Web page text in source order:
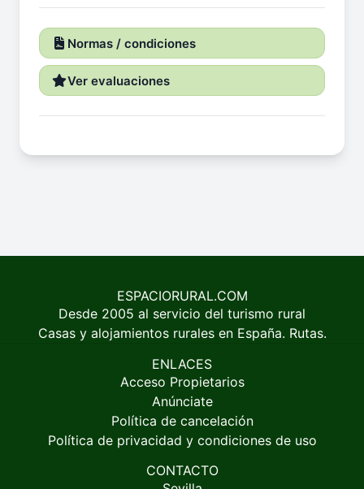
Normas / condiciones
Ver evaluaciones
ESPACIORURAL.COM
Desde 2005 al servicio del turismo rural
Casas y alojamientos rurales en España. Rutas.
ENLACES
Acceso Propietarios
Anúnciate
Política de cancelación
Política de privacidad y condiciones de uso
CONTACTO